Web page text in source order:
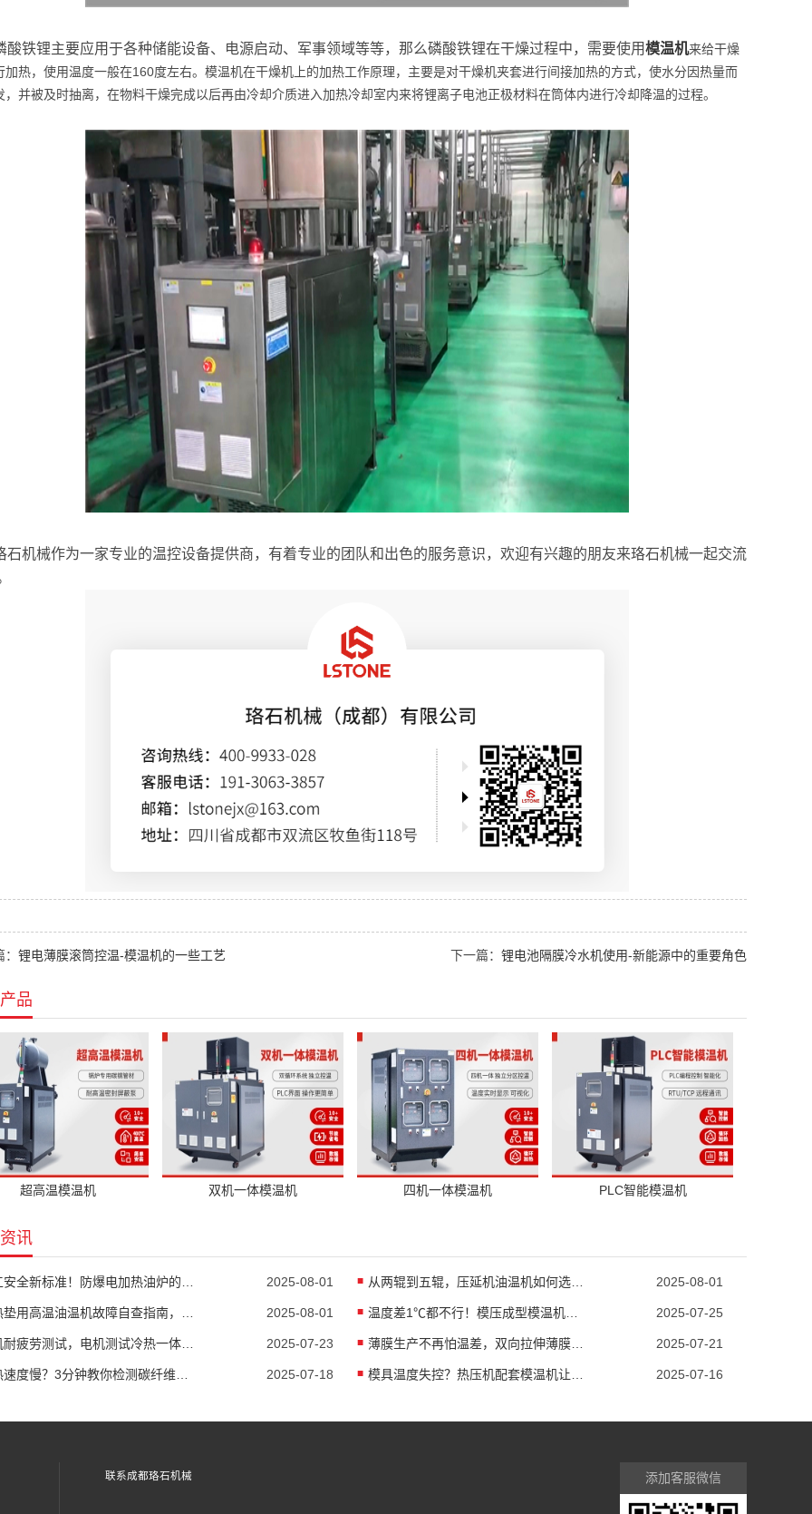
酸铁锂主要应用于各种储能设备、电源启动、军事领域等等，那么磷酸铁锂在干燥过程中，需要使用模温机来给干燥
加热，使用温度一般在160度左右。模温机在干燥机上的加热工作原理，主要是对干燥机夹套进行间接加热的方式，使水分因热量而
，并被及时抽离，在物料干燥完成以后再由冷却介质进入加热冷却室内来将锂离子电池正极材料在筒体内进行冷却降温的过程。
石机械作为一家专业的温控设备提供商，有着专业的团队和出色的服务意识，欢迎有兴趣的朋友来珞石机械一起交流
锂电薄膜滚筒控温-模温机的一些工艺 下一篇： 锂电池隔膜冷水机使用-新能源中的重要角色
品
超高温模温机 双机一体模温机 四机一体模温机 PLC智能模温机
讯
2025-08-01 从两辊到五辊，压延机油温机如何选型？ 2025-08-01
2025-08-01 温度差1℃都不行！模压成型模温机助力汽车保险杠生产 2025-07-25
2025-07-23 薄膜生产不再怕温差，双向拉伸薄膜模温机精准控温 2025-07-21
2025-07-18 2025-07-16
联系成都珞石机械 添加客服微信